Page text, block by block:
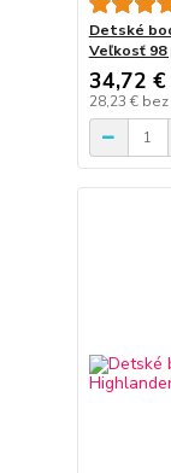
Detské
Veľkosť 98
34,72 €
28,23 € bez